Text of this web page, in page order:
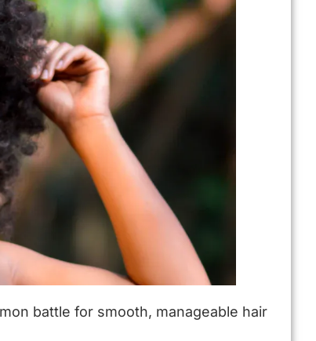
battle for smooth, manageable hair.